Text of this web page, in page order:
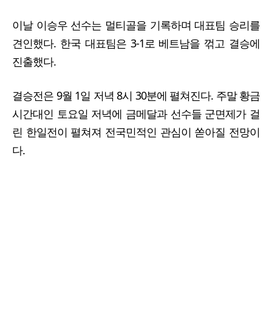
이날 이승우 선수는 멀티골을 기록하며 대표팀 승리를
견인했다. 한국 대표팀은 3-1로 베트남을 꺾고 결승에
진출했다.
결승전은 9월 1일 저녁 8시 30분에 펼쳐진다. 주말 황금
시간대인 토요일 저녁에 금메달과 선수들 군면제가 걸
린 한일전이 펼쳐져 전국민적인 관심이 쏟아질 전망이
다.